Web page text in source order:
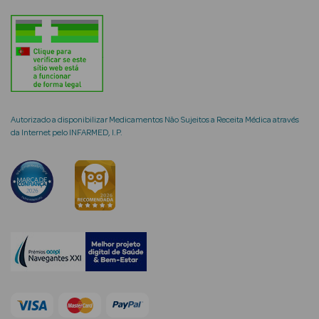
Rosto e
Ver Tudo
Rosto
Hidratantes
Creme de Olhos
envelhecimento
Autorizado a disponibilizar Medicamentos Não Sujeitos a Receita Médica através
da Internet pelo INFARMED, I.P.